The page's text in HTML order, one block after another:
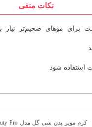
نکات منفی
برای موهای ضخیم‌تر نیاز
استفاده شود